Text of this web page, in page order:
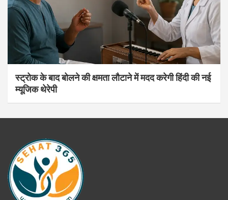
स्ट्रोक के बाद बोलने की क्षमता लौटाने में मदद करेगी हिंदी की नई
म्यूजिक थेरेपी